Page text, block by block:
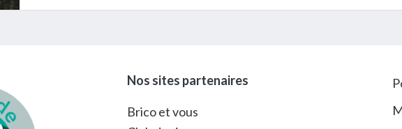
Nos sites partenaires
Brico et vous